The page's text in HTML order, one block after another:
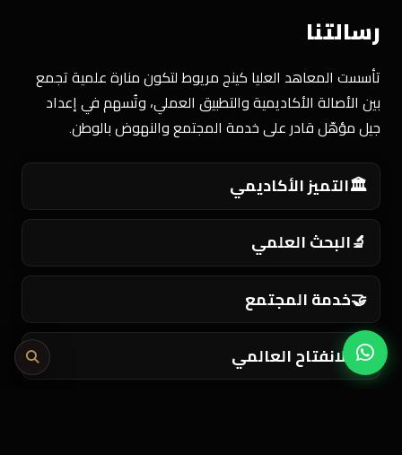
رسالتنا
تأسست المعاهد العليا كينج مريوط لتكون منارة علمية تجمع
بين الأصالة الأكاديمية والتطبيق العملي، وتُسهم في إعداد
جيل مؤهّل قادر على خدمة المجتمع والنهوض بالوطن.
🏛️التميز الأكاديمي
🔬 البحث العلمي
🤝خدمة المجتمع
🌍 الانفتاح العالمي